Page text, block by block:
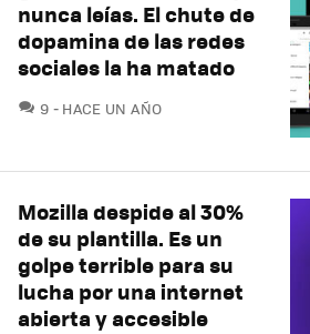
nunca leías. El chute de
dopamina de las redes
sociales la ha matado
9 COMENTARIOS
HACE UN AÑO
Mozilla despide al 30%
de su plantilla. Es un
golpe terrible para su
lucha por una internet
abierta y accesible